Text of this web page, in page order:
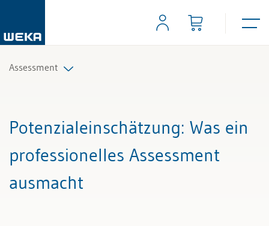
Assessment
Alle Fachexperten
Potenzialeinschätzung: Was ein
professionelles Assessment
ausmacht